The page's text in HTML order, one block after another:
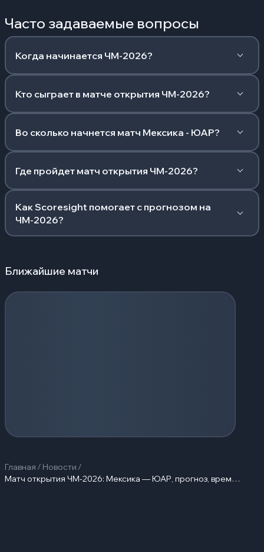
Часто задаваемые вопросы
Когда начинается ЧМ-2026?
Кто сыграет в матче открытия ЧМ-2026?
Во сколько начнется матч Мексика - ЮАР?
Где пройдет матч открытия ЧМ-2026?
Как Scoresight помогает с прогнозом на
ЧМ-2026?
Ближайшие матчи
Загрузка событий...
Главная / Новости /
Матч открытия ЧМ-2026: Мексика — ЮАР, прогноз, время начала…